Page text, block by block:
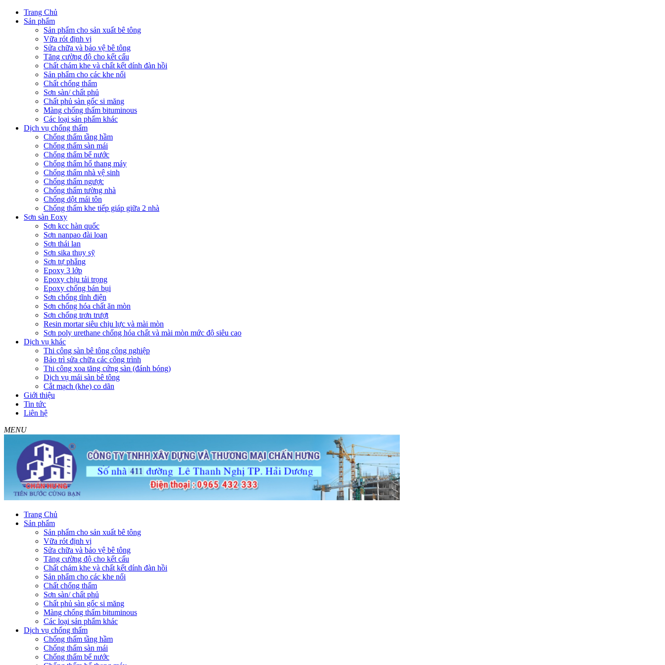
Trang Chủ
Sản phẩm
Sản phẩm cho sản xuất bê tông
Vữa rót định vị
Sửa chữa và bảo vệ bê tông
Tăng cường độ cho kết cấu
Chất chám khe và chất kết dính đàn hồi
Sản phẩm cho các khe nối
Chất chống thấm
Sơn sàn/ chất phủ
Chất phủ sàn gốc si măng
Màng chống thấm bituminous
Các loại sản phẩm khác
Dịch vụ chống thấm
Chống thấm tầng hầm
Chống thấm sàn mái
Chống thấm bể nước
Chống thấm hố thang máy
Chống thấm nhà vệ sinh
Chống thấm ngược
Chống thấm tường nhà
Chống dột mái tôn
Chống thấm khe tiếp giáp giữa 2 nhà
Sơn sàn Eoxy
Sơn kcc hàn quốc
Sơn nanpao đài loan
Sơn thái lan
Sơn sika thụy sỹ
Sơn tự phẳng
Epoxy 3 lớp
Epoxy chịu tải trọng
Epoxy chống bán bụi
Sơn chống tĩnh điện
Sơn chống hóa chất ăn mòn
Sơn chống trơn trượt
Resin mortar siêu chịu lực và mài mòn
Sơn poly urethane chống hóa chất và mài mòn mức độ siêu cao
Dịch vụ khác
Thi công sàn bê tông công nghiệp
Bảo trì sửa chữa các công trình
Thi công xoa tăng cứng sàn (đánh bóng)
Dịch vụ mái sàn bê tông
Cắt mạch (khe) co dãn
Giới thiệu
Tin tức
Liên hệ
MENU
Trang Chủ
Sản phẩm
Sản phẩm cho sản xuất bê tông
Vữa rót định vị
Sửa chữa và bảo vệ bê tông
Tăng cường độ cho kết cấu
Chất chám khe và chất kết dính đàn hồi
Sản phẩm cho các khe nối
Chất chống thấm
Sơn sàn/ chất phủ
Chất phủ sàn gốc si măng
Màng chống thấm bituminous
Các loại sản phẩm khác
Dịch vụ chống thấm
Chống thấm tầng hầm
Chống thấm sàn mái
Chống thấm bể nước